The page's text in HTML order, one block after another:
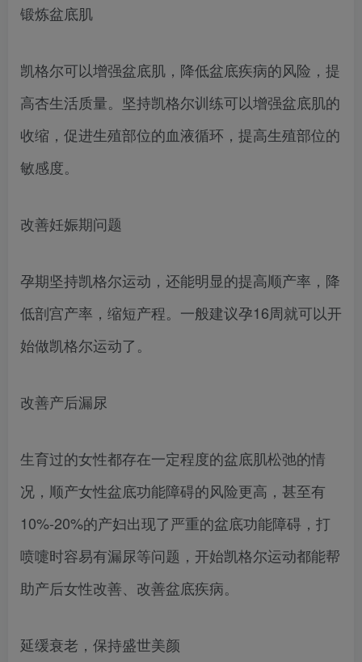
锻炼盆底肌
凯格尔可以增强盆底肌，降低盆底疾病的风险，提
高杏生活质量。坚持凯格尔训练可以增强盆底肌的
收缩，促进生殖部位的血液循环，提高生殖部位的
敏感度。
改善妊娠期问题
孕期坚持凯格尔运动，还能明显的提高顺产率，降
低剖宫产率，缩短产程。一般建议孕16周就可以开
始做凯格尔运动了。
改善产后漏尿
生育过的女性都存在一定程度的盆底肌松弛的情
况，顺产女性盆底功能障碍的风险更高，甚至有
10%-20%的产妇出现了严重的盆底功能障碍，打
喷嚏时容易有漏尿等问题，开始凯格尔运动都能帮
助产后女性改善、改善盆底疾病。
延缓衰老，保持盛世美颜